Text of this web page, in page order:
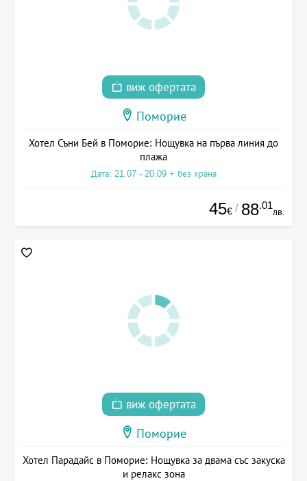
виж офертата
Поморие
Хотел Съни Бей в Поморие: Нощувка на първа линия до
плажа
Дата: 21.07 - 20.09 + без храна
45€ / 88.01
лв.
виж офертата
Поморие
Хотел Парадайс в Поморие: Нощувка за двама със закуска
и релакс зона